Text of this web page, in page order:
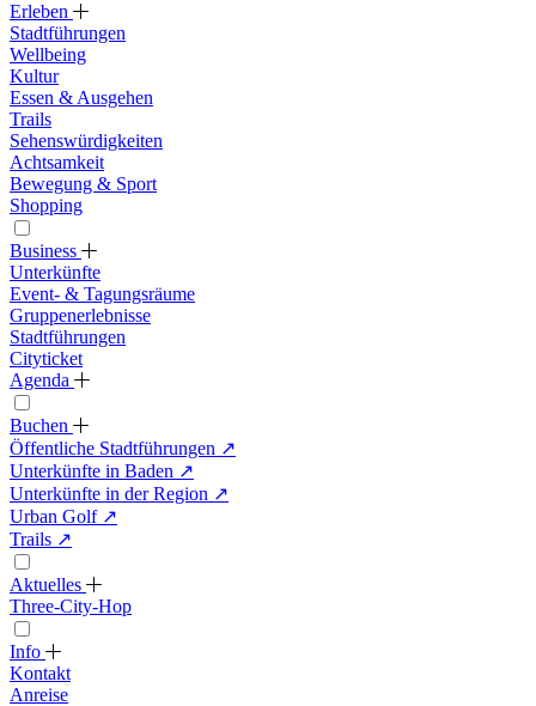
Erleben
Stadtführungen
Wellbeing
Kultur
Essen & Ausgehen
Trails
Sehenswürdigkeiten
Achtsamkeit
Bewegung & Sport
Shopping
Business
Unterkünfte
Event- & Tagungsräume
Gruppenerlebnisse
Stadtführungen
Cityticket
Agenda
Buchen
Öffentliche Stadtführungen ↗
Unterkünfte in Baden ↗
Unterkünfte in der Region ↗
Urban Golf ↗
Trails ↗
Aktuelles
Three-City-Hop
Info
Kontakt
Anreise